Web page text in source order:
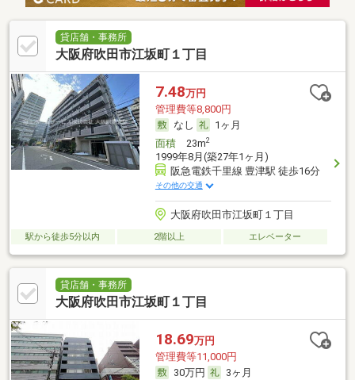
貸店舗・事務所
大阪府吹田市江坂町１丁目
7.48万円
管理費等8,800円
なし
1ヶ月
面積23m2
1999年8月(築27年1ヶ月)
阪急電鉄千里線 豊津駅 徒歩16分
その他の交通
大阪府吹田市江坂町１丁目
駅から徒歩5分以内 2階以上 エレベーター
貸店舗・事務所
大阪府吹田市江坂町１丁目
18.69万円
管理費等11,000円
30万円
3ヶ月